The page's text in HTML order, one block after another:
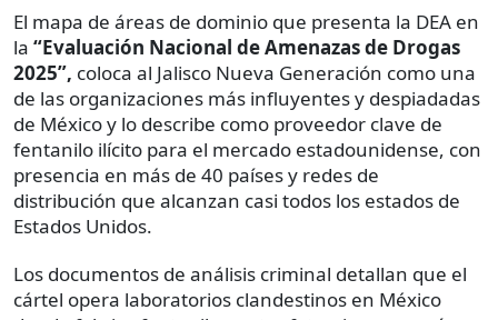
El mapa de áreas de dominio que presenta la DEA en
la “Evaluación Nacional de Amenazas de Drogas
2025”, coloca al Jalisco Nueva Generación como una
de las organizaciones más influyentes y despiadadas
de México y lo describe como proveedor clave de
fentanilo ilícito para el mercado estadounidense, con
presencia en más de 40 países y redes de
distribución que alcanzan casi todos los estados de
Estados Unidos.
Los documentos de análisis criminal detallan que el
cártel opera laboratorios clandestinos en México